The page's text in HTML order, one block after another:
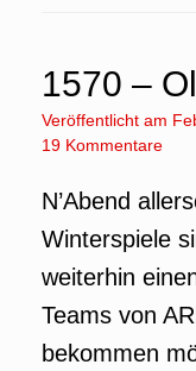
1570 –
Veröffentlicht am
19 Kommentare
N’Abend
Winterspiele
weiterhin
Teams von
bekommen